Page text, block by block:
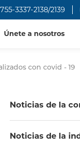
3337-2138/2139
Únete a nosotros
con covid - 19
Noticias de la
Noticias de la